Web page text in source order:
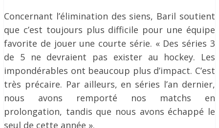
Concernant l’élimination des siens, Baril soutient
que c’est toujours plus difficile pour une équipe
favorite de jouer une courte série. « Des séries 3
de 5 ne devraient pas exister au hockey. Les
impondérables ont beaucoup plus d’impact. C’est
très précaire. Par ailleurs, en séries l’an dernier,
nous avons remporté nos matchs en
prolongation, tandis que nous avons échappé le
seul de cette année ».